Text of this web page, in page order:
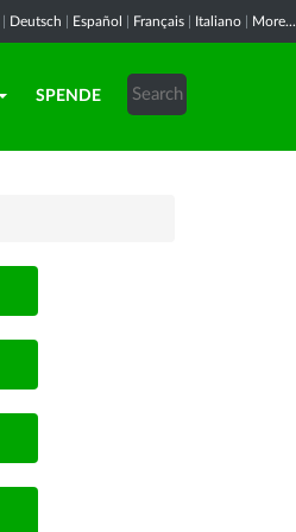
Deutsch Español Français Italiano More...
SPENDE